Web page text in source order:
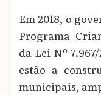
Em 2018, o
Programa
da Lei Nº
estão a
municipais,